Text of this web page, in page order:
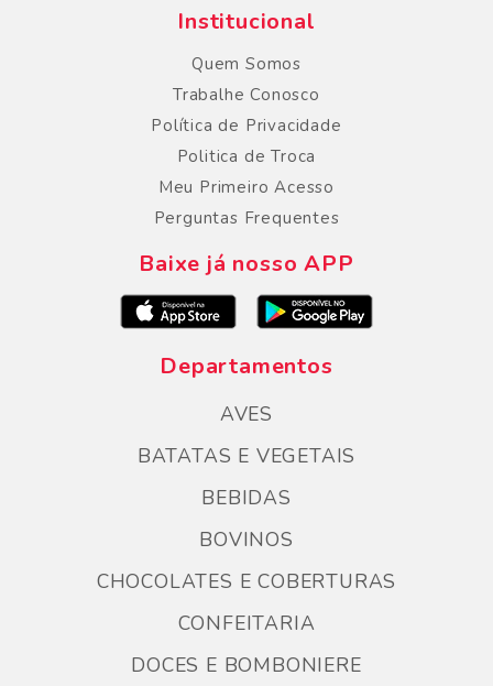
Institucional
Quem Somos
Trabalhe Conosco
Política de Privacidade
Politica de Troca
Meu Primeiro Acesso
Perguntas Frequentes
Baixe já nosso APP
Departamentos
AVES
BATATAS E VEGETAIS
BEBIDAS
BOVINOS
CHOCOLATES E COBERTURAS
CONFEITARIA
DOCES E BOMBONIERE